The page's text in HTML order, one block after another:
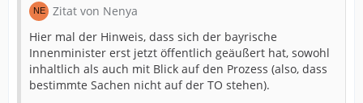
Zitat von Nenya
Hier mal der Hinweis, dass sich der bayrische
Innenminister erst jetzt öffentlich geäußert hat, sowohl
inhaltlich als auch mit Blick auf den Prozess (also, dass
bestimmte Sachen nicht auf der TO stehen).